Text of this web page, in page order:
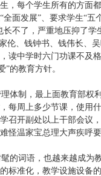
，每个学生所有的方面
面发展”、要求学生“
不了，严重地压抑了
伦、钱钟书、钱伟长、
读中学时六门功课不及
”的教育方针。
体制，最上面教育部权
每周上多少节课，使用
召开副处以上干部会议
温家宝总理大声疾呼要
的词语，也越来越成为
标准化，教学设施设